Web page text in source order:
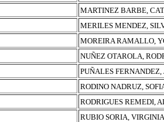
MARTINEZ BARBE,
MERILES MENDEZ,
MOREIRA RAMALLO,
NUÑEZ OTAROLA,
PUÑALES
RODINO NADRUZ,
RODRIGUES REMEDI,
RUBIO SORIA,